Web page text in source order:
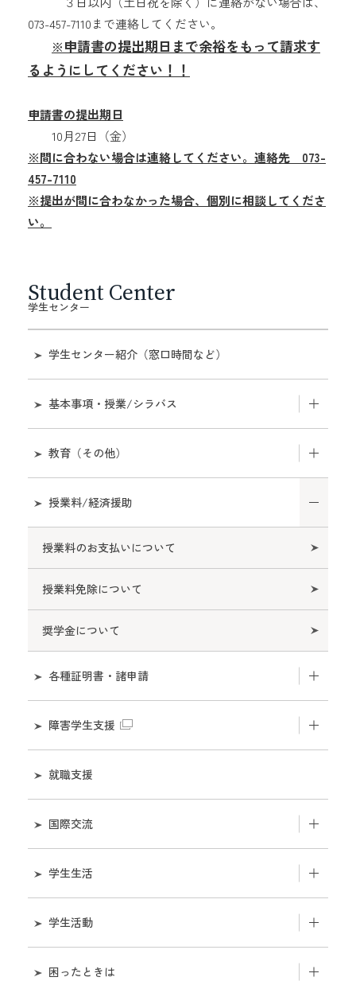
073-457-7110まで連絡してください。
※申請書の提出期日まで余裕をもって請求す
るようにしてください！！
申請書の提出期日
10月27日（金）
※間に合わない場合は連絡してください。連絡先 073-
457-7110
※提出が間に合わなかった場合、個別に相談してくださ
い。
Student Center
学生センター
学生センター紹介（窓口時間など）
基本事項・授業/シラバス
学年暦・授業計画
シラバスについて
気象警報発表時・交通機関運休時における授業の
取扱いについて
学生証
履修登録
出席管理システム
単位互換
学籍情報の変更
オフィスアワー
教育（その他）
研究生・科目等履修生について
社会人履修証明プログラムについて
『高校生を対象とした大学授業の公開』について
学部開放授業についてについて
授業料/経済援助
授業料のお支払いについて
授業料免除について
奨学金について
各種証明書・諸申請
在学中の諸証明発行について
入学料・授業料の納入証明書発行について
課外活動関連の証明書発行について
障害学生支援
障害学生支援室
在学生の方へ
入学希望者の方へ
就職支援
国際交流
留学について
学生生活
学生支援ガイダンス
学生活動
【重要】学内申合せ・規則等（学内限定）
困ったときは